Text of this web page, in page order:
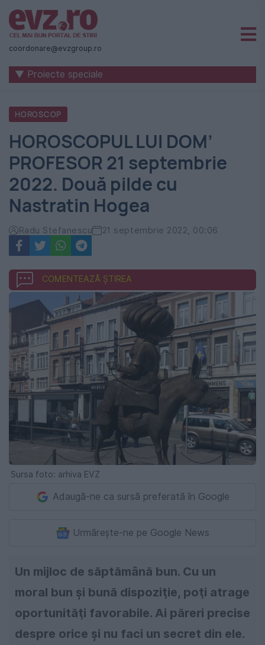
Știri
naționale
internaționale
România
-
Evenimentul
Zilei
coordonare@evzgroup.ro
▼ Proiecte speciale
HOROSCOP
HOROSCOPUL LUI DOM’
PROFESOR 21 septembrie
2022. Două pilde cu
Nastratin Hogea
Radu Stefanescu 21 septembrie 2022, 00:06
COMENTEAZĂ ȘTIREA
Sursa foto: arhiva EVZ
Adaugă-ne ca sursă preferată în Google
Urmărește-ne pe Google News
Un mijloc de săptămână bun. Cu un
moral bun şi bună dispoziţie, poţi atrage
oportunităţi favorabile. Ai păreri precise
despre orice şi nu faci un secret din ele.